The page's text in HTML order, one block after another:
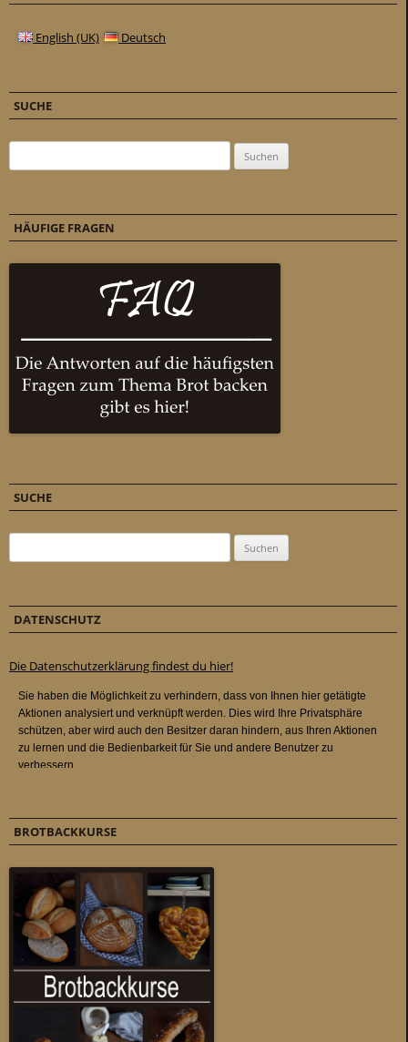
English (UK) Deutsch
SUCHE
HÄUFIGE FRAGEN
SUCHE
DATENSCHUTZ
Die Datenschutzerklärung findest du hier!
BROTBACKKURSE